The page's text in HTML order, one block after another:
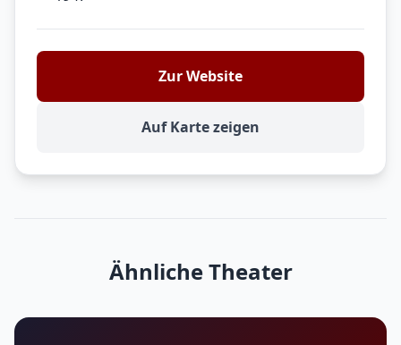
Zur Website
Auf Karte zeigen
Ähnliche Theater